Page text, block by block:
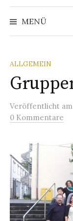
MENÜ
ALLGEMEIN
Veröffentlicht am
0 Kommentare